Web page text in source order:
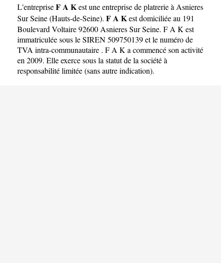
L'entrepriseF A Kest uneentreprise de platrerie à Asnieres
Sur Seine(Hauts-de-Seine). F A Kest domiciliée au 191
Boulevard Voltaire 92600 Asnieres Sur Seine. F A K est
immatriculée sous le SIREN 509750139 et le numéro de
TVA intra-communautaire . F A K a commencé son activité
en 2009. Elle exerce sous la statut de la société à
responsabilité limitée (sans autre indication).